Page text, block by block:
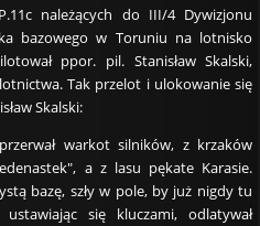
należących do III/4 Dywizjonu
bazowego w Toruniu na lotnisko
ppor. pil. Stanisław Skalski,
Tak przelot i ulokowanie się
Skalski:
warkot silników, z krzaków
a z lasu pękate Karasie.
bazę, szły w pole, by już nigdy tu
się kluczami, odlatywał